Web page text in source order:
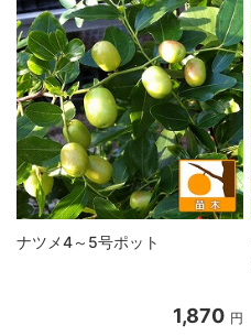
ナツメ4～5号ポット
1,870 円